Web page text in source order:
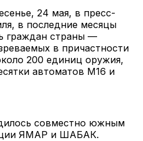
24 мая, в пресс-
в последние месяцы
граждан страны —
в причастности
200 единиц оружия,
автоматов M16 и
совместно южным
ЯМАР и ШАБАК.